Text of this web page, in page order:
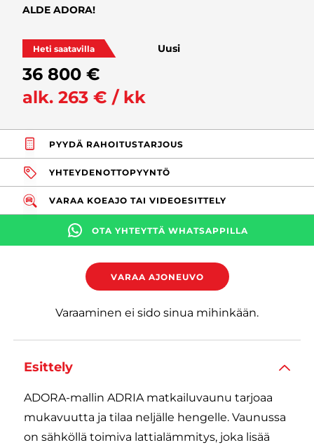
ALDE ADORA!
Heti saatavilla Uusi
36 800 €
alk. 263 € / kk
PYYDÄ RAHOITUSTARJOUS
YHTEYDENOTTOPYYNTÖ
VARAA KOEAJO TAI VIDEOESITTELY
OTA YHTEYTTÄ WHATSAPPILLA
VARAA AJONEUVO
Varaaminen ei sido sinua mihinkään.
Esittely
ADORA-mallin ADRIA matkailuvaunu tarjoaa
mukavuutta ja tilaa neljälle hengelle. Vaunussa
on sähköllä toimiva lattialämmitys, joka lisää